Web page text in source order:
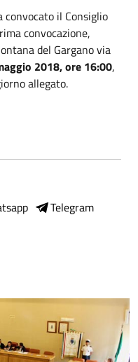
convocato il Consiglio
convocazione,
del Gargano via
2018, ore 16:00,
allegato.
Telegram